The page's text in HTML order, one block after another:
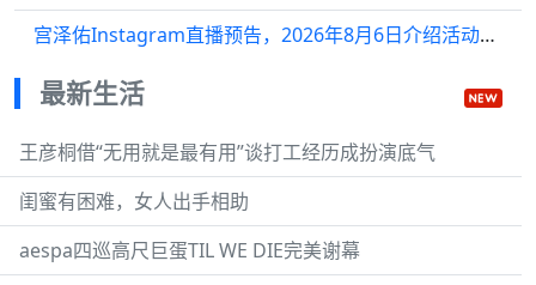
宫泽佑Instagram直播预告，2026年8月6日介绍活动周边
最新生活
王彦桐借“无用就是最有用”谈打工经历成扮演底气
闺蜜有困难，女人出手相助
aespa四巡高尺巨蛋TIL WE DIE完美谢幕